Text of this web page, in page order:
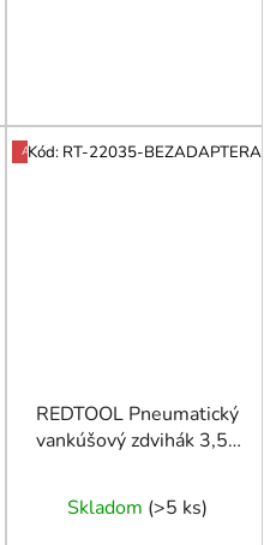
AKCIA VIDEO ODPORÚČAME
REDTOOL Pneumatický
vankúšový zdvihák 3,5 t
Skladom (>5 ks)
Kód: RT-22035-BEZADAPTERA